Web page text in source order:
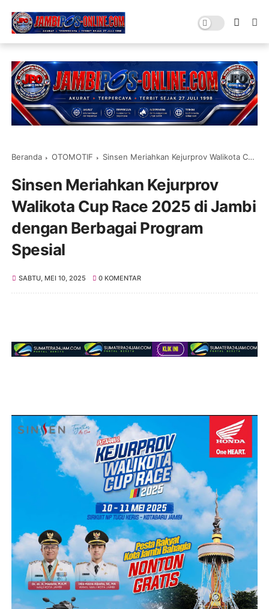
Beranda OTOMOTIF Sinsen Meriahkan Kejurprov Walikota Cup Race 2025 di Jambi dengan Berbagai Program Spesial
Sinsen Meriahkan Kejurprov
Walikota Cup Race 2025 di Jambi
dengan Berbagai Program
Spesial
SABTU, MEI 10, 2025 0 KOMENTAR